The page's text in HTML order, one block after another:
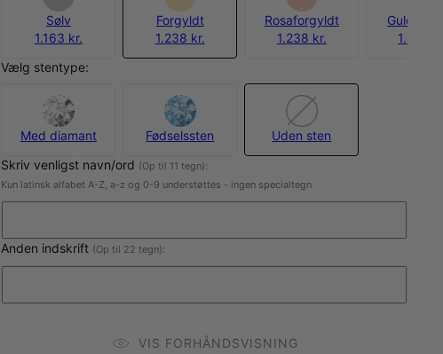
Sølv
1.163 kr.
Forgyldt
1.238 kr.
Rosaforgyldt
1.238 kr.
Guld
1.838
Vælg stentype:
Med diamant Fødselssten
Uden sten
Skriv venligst navn/ord (Op til 11 tegn):
Kun latinsk alfabet A-Z, a-z og 0-9 understøttes - ingen specialtegn
Anden indskrift (Op til 22 tegn):
VIS FORHÅNDSVISNING